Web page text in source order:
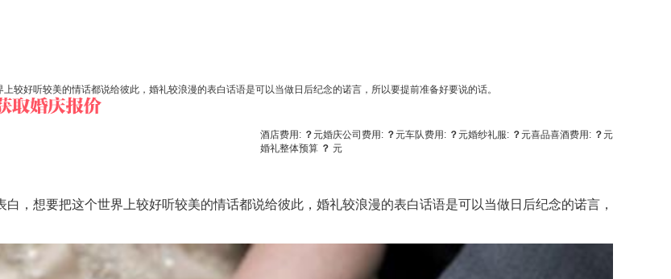
较好听较美的情话都说给彼此，婚礼较浪漫的表白话语是可以当做日后纪念的诺言，所以要提前准备好要说的话。
酒店费用: ？元婚庆公司费用: ？元车队费用: ？元婚纱礼服: ？元喜品喜酒费用: ？元
婚礼整体预算 ？ 元
想要把这个世界上较好听较美的情话都说给彼此，婚礼较浪漫的表白话语是可以当做日后纪念的诺言，